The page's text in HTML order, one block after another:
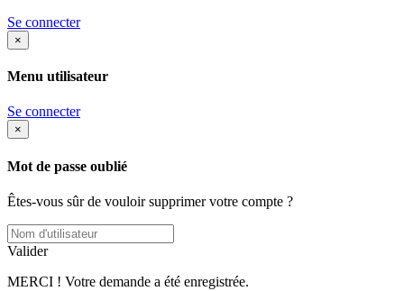
Se connecter
×
Menu utilisateur
Se connecter
×
Mot de passe oublié
Êtes-vous sûr de vouloir supprimer votre compte ?
Valider
MERCI ! Votre demande a été enregistrée.